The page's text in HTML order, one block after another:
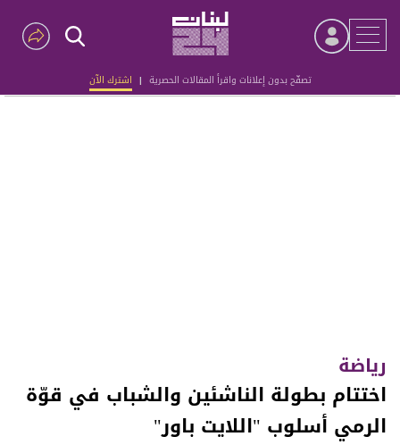
تصفّح بدون إعلانات واقرأ المقالات الحصرية | اشترك الآن
Advertisement
رياضة
اختتام بطولة الناشئين والشباب في قوّة
الرمي أسلوب "اللايت باور"